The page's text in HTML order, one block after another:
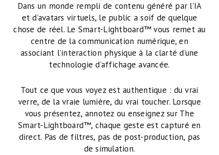
Dans un monde rempli de contenu généré par l’IA
et d’avatars virtuels, le public a soif de quelque
chose de réel. Le Smart-Lightboard™ vous remet au
centre de la communication numérique, en
associant l’interaction physique à la clarté d’une
technologie d’affichage avancée.
Tout ce que vous voyez est authentique : du vrai
verre, de la vraie lumière, du vrai toucher. Lorsque
vous présentez, annotez ou enseignez sur The
Smart-Lightboard™, chaque geste est capturé en
direct. Pas de filtres, pas de post-production, pas
de simulation.